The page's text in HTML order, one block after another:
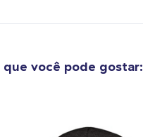
que você pode gostar: